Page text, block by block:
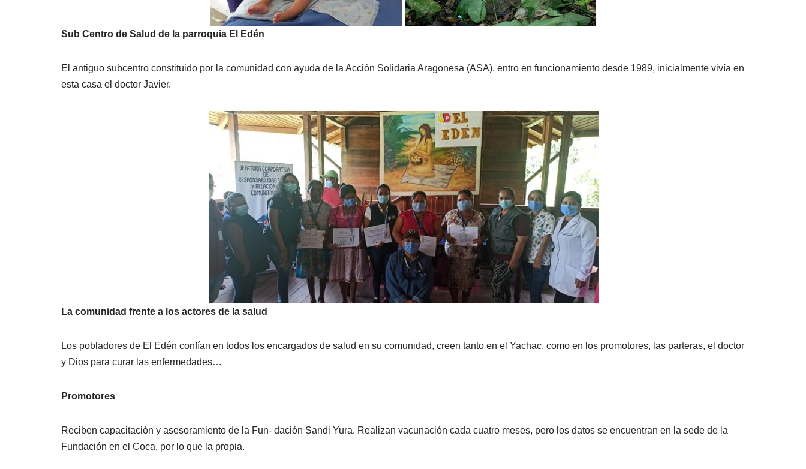
Sub Centro de Salud de la parroquia El Edén
El antiguo subcentro constituido por la comunidad con ayuda de la Acción Solidaria Aragonesa (ASA). entro en funcionamiento desde 1989, inicialmente vivía en
esta casa el doctor Javier.
La comunidad frente a los actores de la salud
Los pobladores de El Edén confían en todos los encargados de salud en su comunidad, creen tanto en el Yachac, como en los promotores, las parteras, el doctor
y Dios para curar las enfermedades…
Promotores
Reciben capacitación y asesoramiento de la Fun- dación Sandi Yura. Realizan vacunación cada cuatro meses, pero los datos se encuentran en la sede de la
Fundación en el Coca, por lo que la propia.